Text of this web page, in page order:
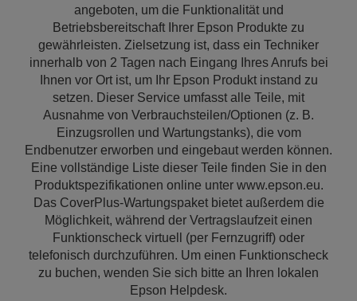
angeboten, um die Funktionalität und
Betriebsbereitschaft Ihrer Epson Produkte zu
gewährleisten. Zielsetzung ist, dass ein Techniker
innerhalb von 2 Tagen nach Eingang Ihres Anrufs bei
Ihnen vor Ort ist, um Ihr Epson Produkt instand zu
setzen. Dieser Service umfasst alle Teile, mit
Ausnahme von Verbrauchsteilen/Optionen (z. B.
Einzugsrollen und Wartungstanks), die vom
Endbenutzer erworben und eingebaut werden können.
Eine vollständige Liste dieser Teile finden Sie in den
Produktspezifikationen online unter www.epson.eu.
Das CoverPlus-Wartungspaket bietet außerdem die
Möglichkeit, während der Vertragslaufzeit einen
Funktionscheck virtuell (per Fernzugriff) oder
telefonisch durchzuführen. Um einen Funktionscheck
zu buchen, wenden Sie sich bitte an Ihren lokalen
Epson Helpdesk.